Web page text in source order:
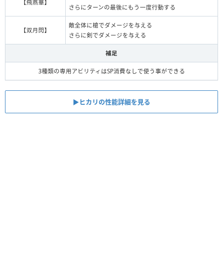
【飛燕華】
さらにターンの最後にもう一度行動する
【双月閃】
敵全体に槍でダメージを与える
さらに剣でダメージを与える
補足
3種類の専用アビリティはSP消費なしで使う事ができる
▶︎ヒカリの性能詳細を見る